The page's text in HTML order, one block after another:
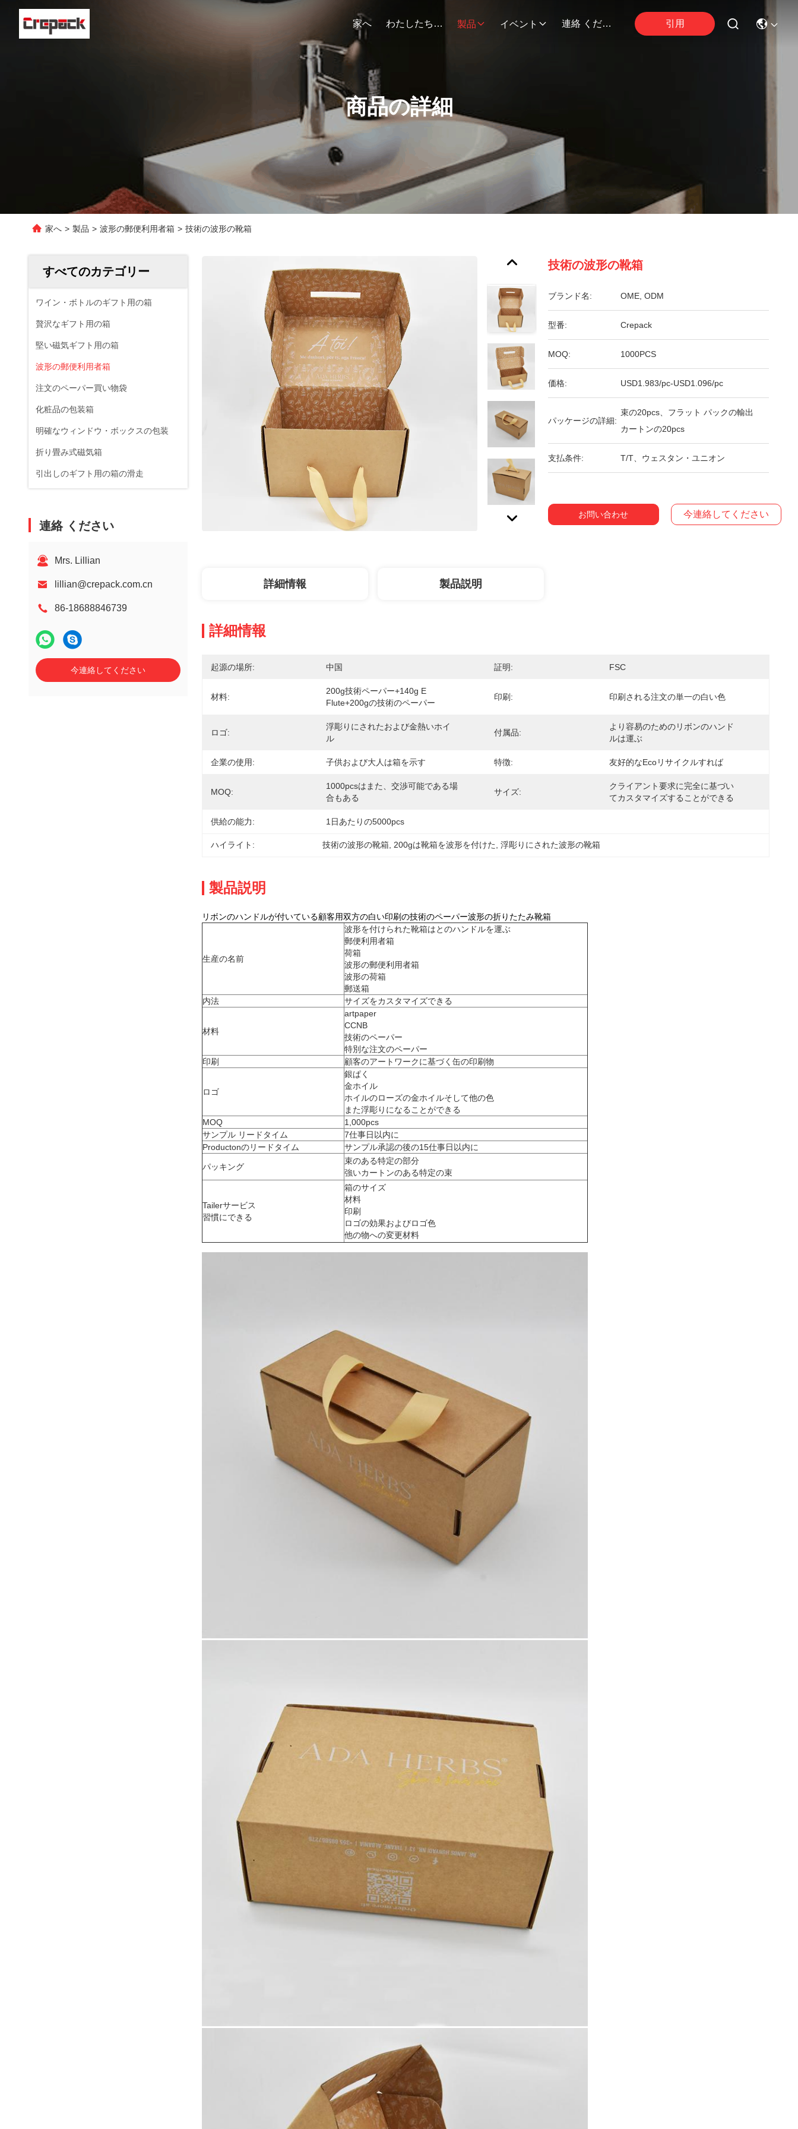
家へ わたしたち に つい て 製品 イベント 連絡 ください 引用
商品の詳細
家へ > 製品 > 波形の郵便利用者箱 > 技術の波形の靴箱
すべてのカテゴリー
ワイン・ボトルのギフト用の箱
贅沢なギフト用の箱
堅い磁気ギフト用の箱
波形の郵便利用者箱
注文のペーパー買い物袋
化粧品の包装箱
明確なウィンドウ・ボックスの包装
折り畳み式磁気箱
引出しのギフト用の箱の滑走
連絡 ください
Mrs. Lillian
lillian@crepack.com.cn
86-18688846739
今連絡してください
技術の波形の靴箱
ブランド名: OME, ODM
型番: Crepack
MOQ: 1000PCS
価格: USD1.983/pc-USD1.096/pc
パッケージの詳細:
束の20pcs、フラット パックの輸出
カートンの20pcs
支払条件: T/T、ウェスタン・ユニオン
お問い合わせ 今連絡してください
詳細情報 製品説明
詳細情報
起源の場所: 中国 証明: FSC
材料:
200g技術ペーパー+140g E
Flute+200gの技術のペーパー
印刷: 印刷される注文の単一の白い色
ロゴ:
浮彫りにされたおよび金熱いホイ
ル
付属品:
より容易のためのリボンのハンド
ルは運ぶ
企業の使用: 子供および大人は箱を示す 特徴: 友好的なecoリサイクルすれば
MOQ:
1000pcsはまた、交渉可能である場
合もある
サイズ:
クライアント要求に完全に基づい
てカスタマイズすることができる
供給の能力: 1日あたりの5000pcs
ハイライト: 技術の波形の靴箱 200gは靴箱を波形を付けた , 浮彫りにされた波形の靴箱
製品説明
リボンのハンドルが付いている顧客用双方の白い印刷の技術のペーパー波形の折りたたみ靴箱
生産の名前
波形を付けられた靴箱はとのハンドルを運ぶ
郵便利用者箱
荷箱
波形の郵便利用者箱
波形の荷箱
郵送箱
内法
サイズをカスタマイズできる
材料
artpaper
CCNB
技術のペーパー
特別な注文のペーパー
印刷
顧客のアートワークに基づく缶の印刷物
ロゴ
銀ぱく
金ホイル
ホイルのローズの金ホイルそして他の色
また浮彫りになることができる
MOQ
1,000pcs
サンプル リードタイム
7仕事日以内に
Productonのリードタイム
サンプル承認の後の15仕事日以内に
パッキング
束のある特定の部分
強いカートンのある特定の束
Tailerサービス
習慣にできる
箱のサイズ
材料
印刷
ロゴの効果およびロゴ色
他の物への変更材料